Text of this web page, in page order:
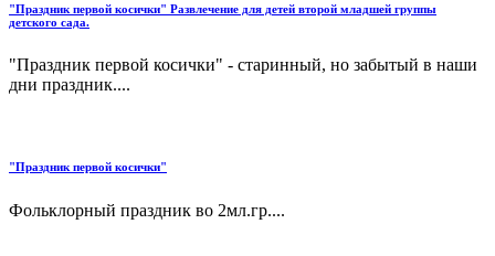
"Праздник первой косички" Развлечение для детей второй младшей группы
детского сада.
"Праздник первой косички" - старинный, но забытый в наши
дни праздник....
"Праздник первой косички"
Фольклорный праздник во 2мл.гр....